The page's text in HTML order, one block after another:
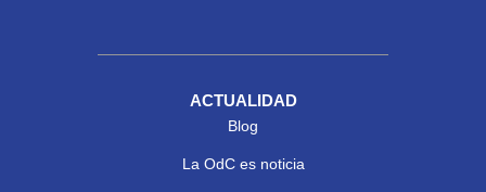
ACTUALIDAD
Blog
La OdC es noticia